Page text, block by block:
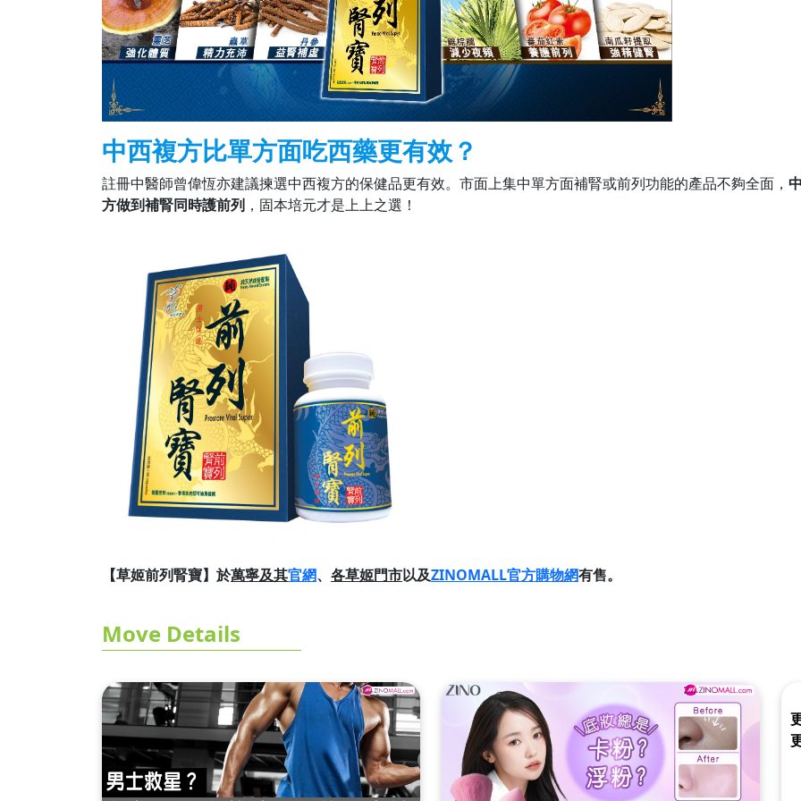
中西複方比單方面吃西藥更有效？
註冊中醫師曾偉恆亦建議揀選中西複方的保健品更有效。市面上集中單方面補腎或前列功能的產品不夠全面，
方做到補腎同時護前列 ，固本培元才是上上之選！
【草姬前列腎寶】於萬寧及其官網、 各草姬門市以及ZINOMALL官方購物網有售。
Move Details